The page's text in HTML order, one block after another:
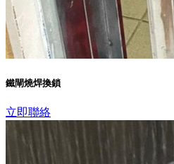
鐵閘燒焊換鎖
立即聯絡